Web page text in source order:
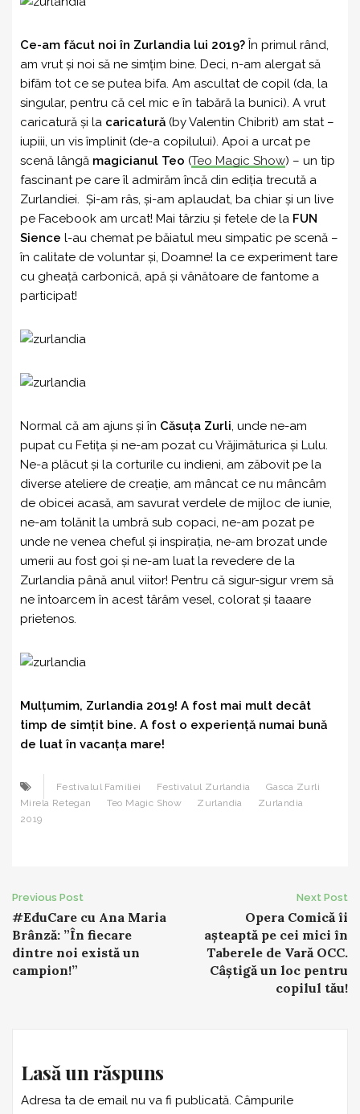
Ce-am făcut noi în Zurlandia lui 2019? În primul rând,
am vrut și noi să ne simțim bine. Deci, n-am alergat să
bifăm tot ce se putea bifa. Am ascultat de copil (da, la
singular, pentru că cel mic e în tabără la bunici). A vrut
caricatură și la caricatură (by Valentin Chibrit) am stat –
iupiii, un vis împlinit (de-a copilului). Apoi a urcat pe
scenă lângă magicianul Teo (Teo Magic Show) – un tip
fascinant pe care îl admirăm încă din ediția trecută a
Zurlandiei. Și-am râs, și-am aplaudat, ba chiar și un live
pe Facebook am urcat! Mai târziu și fetele de la FUN
Sience l-au chemat pe băiatul meu simpatic pe scenă –
în calitate de voluntar și, Doamne! la ce experiment tare
cu gheață carbonică, apă și vânătoare de fantome a
participat!
Normal că am ajuns și în Căsuța Zurli, unde ne-am
pupat cu Fetița și ne-am pozat cu Vrăjimăturica și Lulu.
Ne-a plăcut și la corturile cu indieni, am zăbovit pe la
diverse ateliere de creație, am mâncat ce nu mâncâm
de obicei acasă, am savurat verdele de mijloc de iunie,
ne-am tolănit la umbră sub copaci, ne-am pozat pe
unde ne venea cheful și inspirația, ne-am brozat unde
umerii au fost goi și ne-am luat la revedere de la
Zurlandia până anul viitor! Pentru că sigur-sigur vrem să
ne întoarcem în acest târâm vesel, colorat și taaare
prietenos.
Mulțumim, Zurlandia 2019! A fost mai mult decât
timp de simțit bine. A fost o experiență numai bună
de luat în vacanța mare!
Festivalul Familiei Festivalul Zurlandia
Gasca Zurli
Mirela Retegan
Teo Magic Show Zurlandia
Zurlandia
2019
Post
navigation
Previous Post
#EduCare cu Ana Maria
Brânză: ”În fiecare
dintre noi există un
campion!”
Next Post
Opera Comică îi
așteaptă pe cei mici în
Taberele de Vară OCC.
Câștigă un loc pentru
copilul tău!
Lasă un răspuns
Adresa ta de email nu va fi publicată. Câmpurile